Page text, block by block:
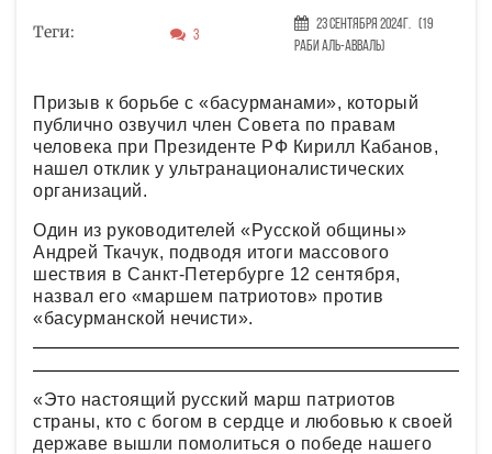
Теги: 3
23 Сентября 2024г.
(19
Раби аль-авваль)
Призыв к борьбе с «басурманами», который
публично озвучил член Совета по правам
человека при Президенте РФ Кирилл Кабанов,
нашел отклик у ультранационалистических
организаций.
Один из руководителей «Русской общины»
Андрей Ткачук, подводя итоги массового
шествия в Санкт-Петербурге 12 сентября,
назвал его «маршем патриотов» против
«басурманской нечисти».
«Это настоящий русский марш патриотов
страны, кто с богом в сердце и любовью к своей
державе вышли помолиться о победе нашего